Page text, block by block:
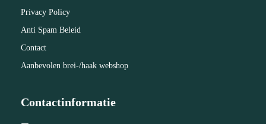
Privacy Policy
Anti Spam Beleid
Contact
Aanbevolen brei-/haak webshop
Contactinformatie